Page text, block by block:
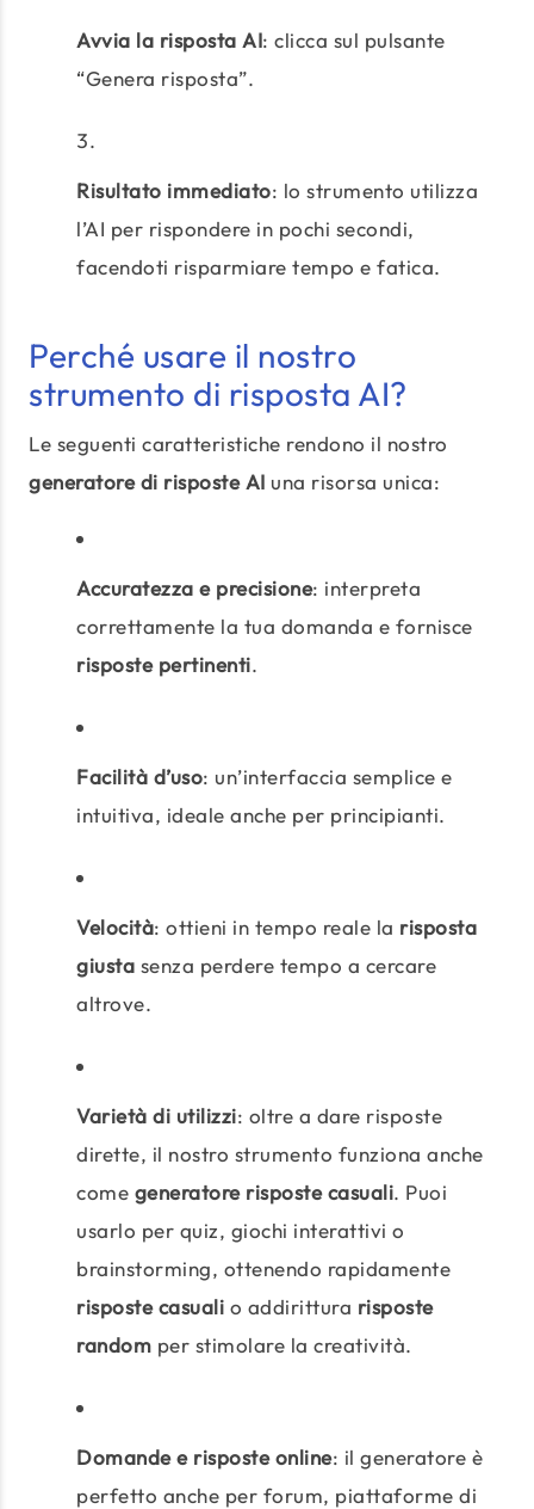
Avvia la risposta AI: clicca sul pulsante
“Genera risposta”.
Risultato immediato: lo strumento utilizza
l’AI per rispondere in pochi secondi,
facendoti risparmiare tempo e fatica.
Perché usare il nostro
strumento di risposta AI?
Le seguenti caratteristiche rendono il nostro
generatore di risposte AI una risorsa unica:
Accuratezza e precisione: interpreta
correttamente la tua domanda e fornisce
risposte pertinenti.
Facilità d’uso: un’interfaccia semplice e
intuitiva, ideale anche per principianti.
Velocità: ottieni in tempo reale la risposta
giusta senza perdere tempo a cercare
altrove.
Varietà di utilizzi: oltre a dare risposte
dirette, il nostro strumento funziona anche
come generatore risposte casuali. Puoi
usarlo per quiz, giochi interattivi o
brainstorming, ottenendo rapidamente
risposte casuali o addirittura risposte
random per stimolare la creatività.
Domande e risposte online: il generatore è
perfetto anche per forum, piattaforme di